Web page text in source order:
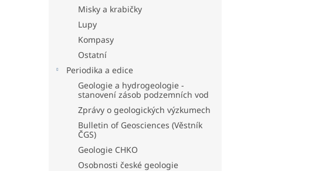
Misky a krabičky
Lupy
Kompasy
Ostatní
Periodika a edice
Geologie a hydrogeologie -
stanovení zásob podzemních vod
Zprávy o geologických výzkumech
Bulletin of Geosciences (Věstník
ČGS)
Geologie CHKO
Osobnosti české geologie